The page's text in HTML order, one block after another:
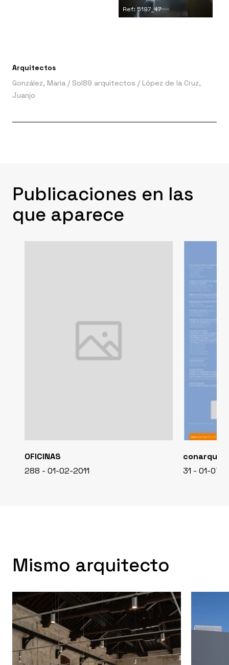
Ref: 5197_47
Arquitectos
González, Maria / Sol89 arquitectos / López de la Cruz,
Juanjo
Publicaciones en las
que aparece
OFICINAS
288 - 01-02-2011
31 - 01-07-
Mismo arquitecto